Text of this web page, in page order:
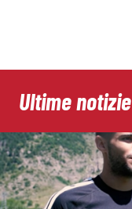
Ultime notizie